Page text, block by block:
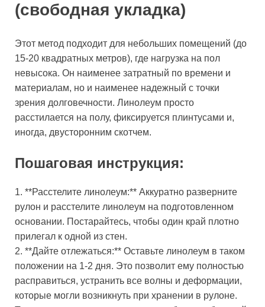
(свободная укладка)
Этот метод подходит для небольших помещений (до
15-20 квадратных метров), где нагрузка на пол
невысока. Он наименее затратный по времени и
материалам, но и наименее надежный с точки
зрения долговечности. Линолеум просто
расстилается на полу, фиксируется плинтусами и,
иногда, двусторонним скотчем.
Пошаговая инструкция:
1. **Расстелите линолеум:** Аккуратно разверните
рулон и расстелите линолеум на подготовленном
основании. Постарайтесь, чтобы один край плотно
прилегал к одной из стен.
2. **Дайте отлежаться:** Оставьте линолеум в таком
положении на 1-2 дня. Это позволит ему полностью
расправиться, устранить все волны и деформации,
которые могли возникнуть при хранении в рулоне.